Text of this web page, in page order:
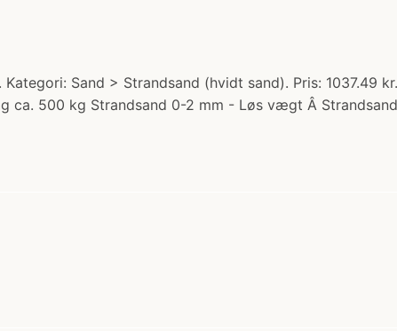
Sand > Strandsand (hvidt sand). Pris: 1037.49
ca. 500 kg Strandsand 0-2 mm - Løs vægt Â